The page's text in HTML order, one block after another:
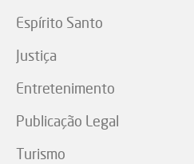
Espírito Santo
Justiça
Entretenimento
Publicação Legal
Turismo